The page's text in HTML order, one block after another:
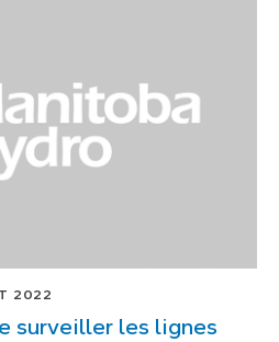
2022
surveiller les lignes